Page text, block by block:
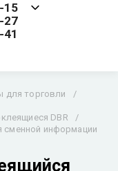
15
27
для торговли
/
DBR
/
сменной информации